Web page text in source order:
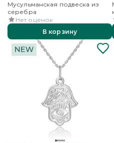
Мусульманская подвеска из
серебра
Нет оценок
В корзину